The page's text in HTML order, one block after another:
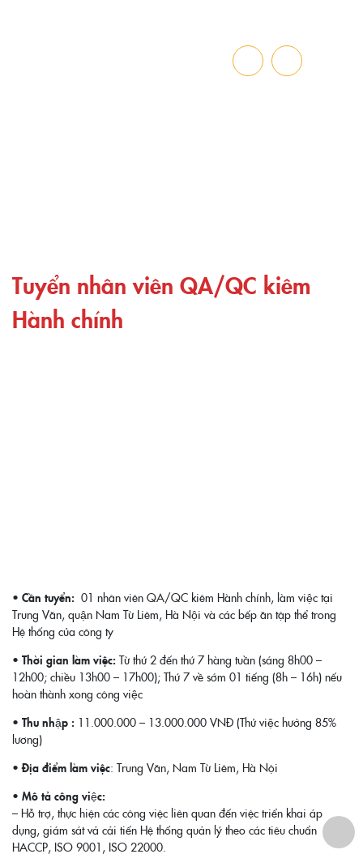
Tuyển nhân viên QA/QC kiêm
Hành chính
• Cần tuyển: 01 nhân viên QA/QC kiêm Hành chính, làm việc tại
Trung Văn, quận Nam Từ Liêm, Hà Nội và các bếp ăn tập thể trong
Hệ thống của công ty
• Thời gian làm việc: Từ thứ 2 đến thứ 7 hàng tuần (sáng 8h00 –
12h00; chiều 13h00 – 17h00); Thứ 7 về sớm 01 tiếng (8h – 16h) nếu
hoàn thành xong công việc
• Thu nhập : 11.000.000 – 13.000.000 VNĐ (Thử việc hưởng 85%
lương)
• Địa điểm làm việc: Trung Văn, Nam Từ Liêm, Hà Nội
• Mô tả công việc:
– Hỗ trợ, thực hiện các công việc liên quan đến việc triển khai áp
dụng, giám sát vả cải tiến Hệ thống quản lý theo các tiêu chuẩn
HACCP, ISO 9001, ISO 22000.